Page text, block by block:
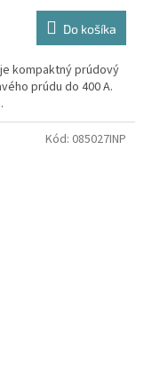
Do košíka
je kompaktný prúdový
prúdu do 400 A.
Kód: 085027INP